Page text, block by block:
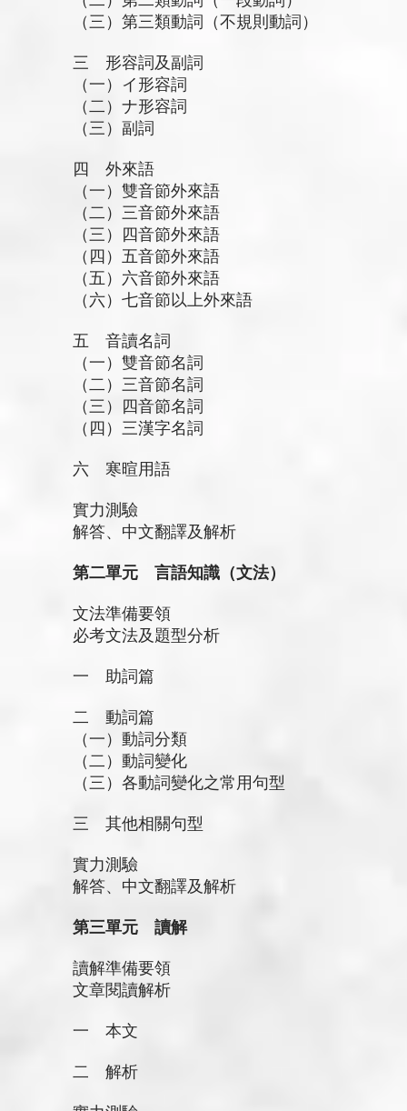
（三）第三類動詞（不規則動詞）
三 形容詞及副詞
（一）イ形容詞
（二）ナ形容詞
（三）副詞
四 外來語
（一）雙音節外來語
（二）三音節外來語
（三）四音節外來語
（四）五音節外來語
（五）六音節外來語
（六）七音節以上外來語
五 音讀名詞
（一）雙音節名詞
（二）三音節名詞
（三）四音節名詞
（四）三漢字名詞
六 寒暄用語
實力測驗
解答、中文翻譯及解析
第二單元 言語知識（文法）
文法準備要領
必考文法及題型分析
一 助詞篇
二 動詞篇
（一）動詞分類
（二）動詞變化
（三）各動詞變化之常用句型
三 其他相關句型
實力測驗
解答、中文翻譯及解析
第三單元 讀解
讀解準備要領
文章閱讀解析
一 本文
二 解析